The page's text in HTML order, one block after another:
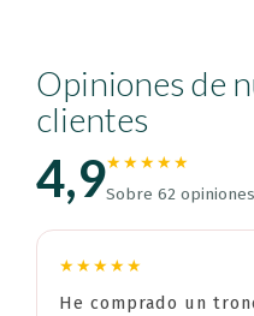
Opiniones de
clientes
4,9★★★★★
Sobre 62
★★★★★
He comprado un